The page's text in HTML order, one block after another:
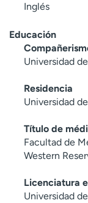
Inglés
Educación
Universidad
Residencia
Universidad
Título de
Facultad de
Western
Licenciatura
Universidad